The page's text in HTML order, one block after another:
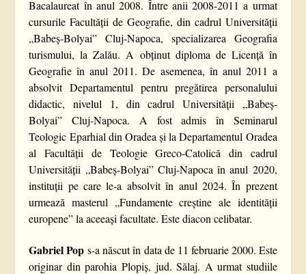
Bacalaureat în anul 2008. Între anii 2008-2011 a urmat
cursurile Facultății de Geografie, din cadrul Universității
„Babeș-Bolyai” Cluj-Napoca, specializarea Geografia
turismului, la Zalău. A obținut diploma de Licență în
Geografie în anul 2011. De asemenea, în anul 2011 a
absolvit Departamentul pentru pregătirea personalului
didactic, nivelul 1, din cadrul Universității „Babeș-
Bolyai” Cluj-Napoca. A fost admis în Seminarul
Teologic Eparhial din Oradea și la Departamentul Oradea
al Facultății de Teologie Greco-Catolică din cadrul
Universității „Babeș-Bolyai” Cluj-Napoca în anul 2020,
instituții pe care le-a absolvit în anul 2024. În prezent
urmează masterul „Fundamente creștine ale identității
europene” la aceeași facultate. Este diacon celibatar.
Gabriel Pop s-a născut în data de 11 februarie 2000. Este
originar din parohia Plopiș, jud. Sălaj. A urmat studiile